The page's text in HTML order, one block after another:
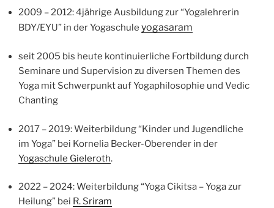
2009 – 2012: 4jährige Ausbildung zur “Yogalehrerin
BDY/EYU” in der Yogaschule yogasaram
seit 2005 bis heute kontinuierliche Fortbildung durch
Seminare und Supervision zu diversen Themen des
Yoga mit Schwerpunkt auf Yogaphilosophie und Vedic
Chanting
2017 – 2019: Weiterbildung “Kinder und Jugendliche
im Yoga” bei Kornelia Becker-Oberender in der
Yogaschule Gieleroth.
2022 – 2024: Weiterbildung “Yoga Cikitsa – Yoga zur
Heilung” bei R. Sriram